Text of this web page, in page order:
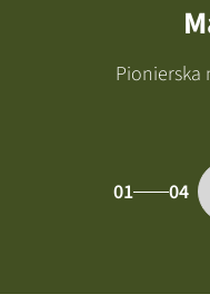
Pionierska
01 04